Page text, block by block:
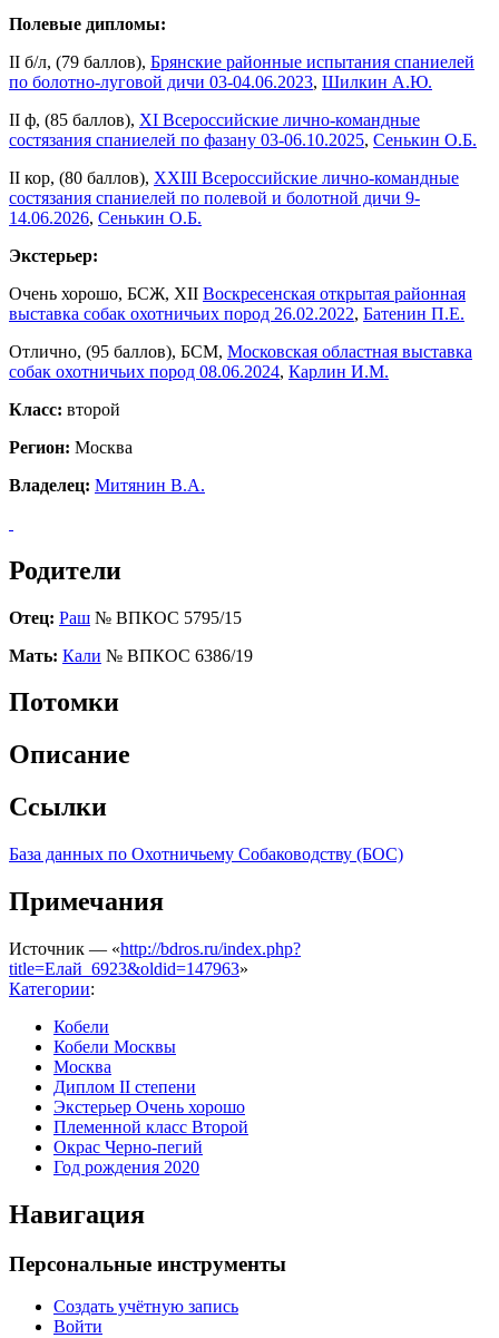
Полевые дипломы:
II б/л, (79 баллов), Брянские районные испытания спаниелей
по болотно-луговой дичи 03-04.06.2023, Шилкин А.Ю.
II ф, (85 баллов), XI Всероссийские лично-командные
состязания спаниелей по фазану 03-06.10.2025, Сенькин О.Б.
II кор, (80 баллов), XXIII Всероссийские лично-командные
состязания спаниелей по полевой и болотной дичи 9-
14.06.2026, Сенькин О.Б.
Экстерьер:
Очень хорошо, БСЖ, XII Воскресенская открытая районная
выставка собак охотничьих пород 26.02.2022, Батенин П.Е.
Отлично, (95 баллов), БСМ, Московская областная выставка
собак охотничьих пород 08.06.2024, Карлин И.М.
Класс: второй
Регион: Москва
Владелец: Митянин В.А.
Родители
Отец: Раш № ВПКОС 5795/15
Мать: Кали № ВПКОС 6386/19
Потомки
Описание
Ссылки
База данных по Охотничьему Собаководству (БОС)
Примечания
Источник — «http://bdros.ru/index.php?
title=Елай_6923&oldid=147963»
Категории:
Кобели
Кобели Москвы
Москва
Диплом II степени
Экстерьер Очень хорошо
Племенной класс Второй
Окрас Черно-пегий
Год рождения 2020
Навигация
Персональные инструменты
Создать учётную запись
Войти